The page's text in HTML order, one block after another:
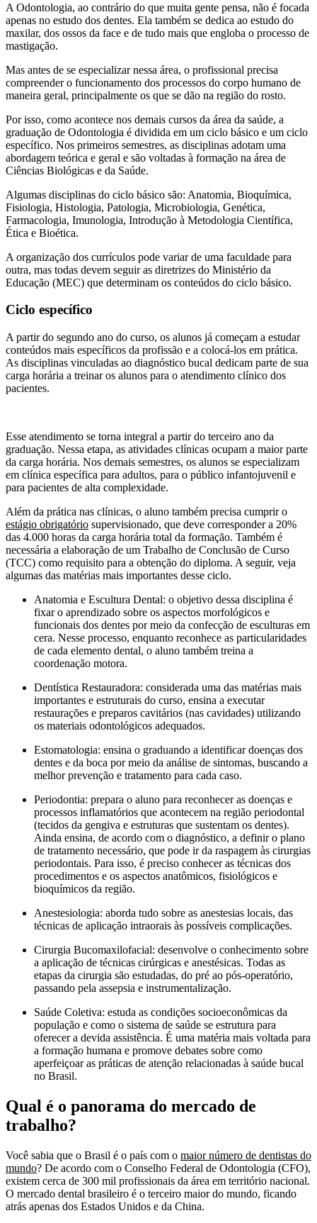
A Odontologia, ao contrário do que muita gente pensa, não é focada
apenas no estudo dos dentes. Ela também se dedica ao estudo do
maxilar, dos ossos da face e de tudo mais que engloba o processo de
mastigação.
Mas antes de se especializar nessa área, o profissional precisa
compreender o funcionamento dos processos do corpo humano de
maneira geral, principalmente os que se dão na região do rosto.
Por isso, como acontece nos demais cursos da área da saúde, a
graduação de Odontologia é dividida em um ciclo básico e um ciclo
específico. Nos primeiros semestres, as disciplinas adotam uma
abordagem teórica e geral e são voltadas à formação na área de
Ciências Biológicas e da Saúde.
Algumas disciplinas do ciclo básico são: Anatomia, Bioquímica,
Fisiologia, Histologia, Patologia, Microbiologia, Genética,
Farmacologia, Imunologia, Introdução à Metodologia Científica,
Ética e Bioética.
A organização dos currículos pode variar de uma faculdade para
outra, mas todas devem seguir as diretrizes do Ministério da
Educação (MEC) que determinam os conteúdos do ciclo básico.
Ciclo específico
A partir do segundo ano do curso, os alunos já começam a estudar
conteúdos mais específicos da profissão e a colocá-los em prática.
As disciplinas vinculadas ao diagnóstico bucal dedicam parte de sua
carga horária a treinar os alunos para o atendimento clínico dos
pacientes.
Esse atendimento se torna integral a partir do terceiro ano da
graduação. Nessa etapa, as atividades clínicas ocupam a maior parte
da carga horária. Nos demais semestres, os alunos se especializam
em clínica específica para adultos, para o público infantojuvenil e
para pacientes de alta complexidade.
Além da prática nas clínicas, o aluno também precisa cumprir o
estágio obrigatório supervisionado, que deve corresponder a 20%
das 4.000 horas da carga horária total da formação. Também é
necessária a elaboração de um Trabalho de Conclusão de Curso
(TCC) como requisito para a obtenção do diploma. A seguir, veja
algumas das matérias mais importantes desse ciclo.
Anatomia e Escultura Dental: o objetivo dessa disciplina é
fixar o aprendizado sobre os aspectos morfológicos e
funcionais dos dentes por meio da confecção de esculturas em
cera. Nesse processo, enquanto reconhece as particularidades
de cada elemento dental, o aluno também treina a
coordenação motora.
Dentística Restauradora: considerada uma das matérias mais
importantes e estruturais do curso, ensina a executar
restaurações e preparos cavitários (nas cavidades) utilizando
os materiais odontológicos adequados.
Estomatologia: ensina o graduando a identificar doenças dos
dentes e da boca por meio da análise de sintomas, buscando a
melhor prevenção e tratamento para cada caso.
Periodontia: prepara o aluno para reconhecer as doenças e
processos inflamatórios que acontecem na região periodontal
(tecidos da gengiva e estruturas que sustentam os dentes).
Ainda ensina, de acordo com o diagnóstico, a definir o plano
de tratamento necessário, que pode ir da raspagem às cirurgias
periodontais. Para isso, é preciso conhecer as técnicas dos
procedimentos e os aspectos anatômicos, fisiológicos e
bioquímicos da região.
Anestesiologia: aborda tudo sobre as anestesias locais, das
técnicas de aplicação intraorais às possíveis complicações.
Cirurgia Bucomaxilofacial: desenvolve o conhecimento sobre
a aplicação de técnicas cirúrgicas e anestésicas. Todas as
etapas da cirurgia são estudadas, do pré ao pós-operatório,
passando pela assepsia e instrumentalização.
Saúde Coletiva: estuda as condições socioeconômicas da
população e como o sistema de saúde se estrutura para
oferecer a devida assistência. É uma matéria mais voltada para
a formação humana e promove debates sobre como
aperfeiçoar as práticas de atenção relacionadas à saúde bucal
no Brasil.
Qual é o panorama do mercado de
trabalho?
Você sabia que o Brasil é o país com o maior número de dentistas do
mundo? De acordo com o Conselho Federal de Odontologia (CFO),
existem cerca de 300 mil profissionais da área em território nacional.
O mercado dental brasileiro é o terceiro maior do mundo, ficando
atrás apenas dos Estados Unidos e da China.